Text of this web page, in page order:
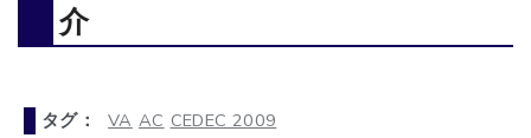
介
タグ： VA AC CEDEC 2009